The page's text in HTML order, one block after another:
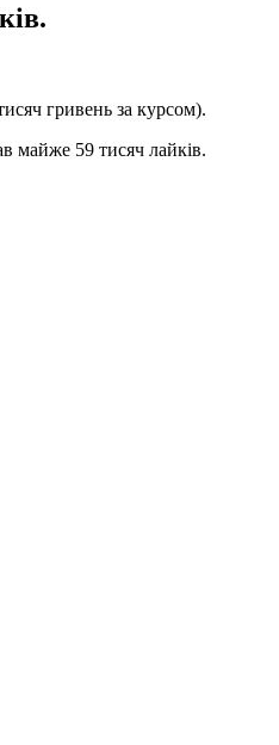
гривень за курсом).
майже 59 тисяч лайків.